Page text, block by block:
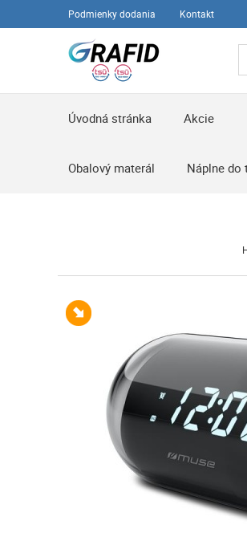
Podmienky dodania Kontakt
Úvodná stránka Akcie
Obalový materál Náplne do